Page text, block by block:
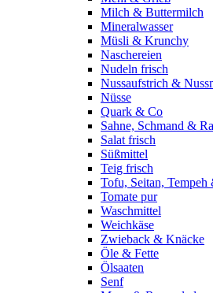
Milch & Buttermilch
Mineralwasser
Müsli & Krunchy
Naschereien
Nudeln frisch
Nussaufstrich &
Nüsse
Quark & Co
Sahne, Schmand &
Salat frisch
Süßmittel
Teig frisch
Tofu, Seitan, Tempeh
Tomate pur
Waschmittel
Weichkäse
Zwieback & Knäcke
Öle & Fette
Ölsaaten
Senf